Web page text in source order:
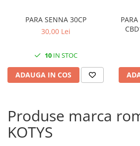
PARA SENNA 30CP
30,00 Lei
10IN STOC
ADAUGA IN COS
Produse marca
KOTYS